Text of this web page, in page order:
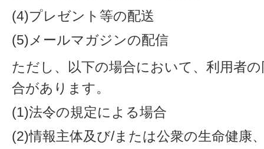
(4)プレゼント等の配送
(5)メールマガジンの配信
ただし、以下の場合において、利用者
合があります。
(1)法令の規定による場合
(2)情報主体及び/または公衆の生命健康